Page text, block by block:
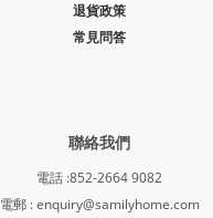
退貨政策
常見問答
聯絡我們
電話 :852-2664 9082
電郵 : enquiry@samilyhome.com